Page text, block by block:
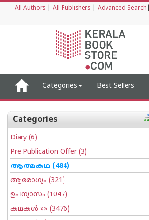
All Authors All Publishers Advanced Search
Categories Best Sellers
Categories
Diary (6)
Pre Publication Offer(3)
ആത്മകഥ (484)
ആരോഗ്യം (321)
ഉപന്യാസം (1047)
കഥകള്‍ »» (3476)